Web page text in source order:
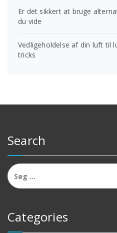
Er det sikkert at bruge
du vide
Vedligeholdelse af din luft til
tricks
Search
Søg
efter:
Categories